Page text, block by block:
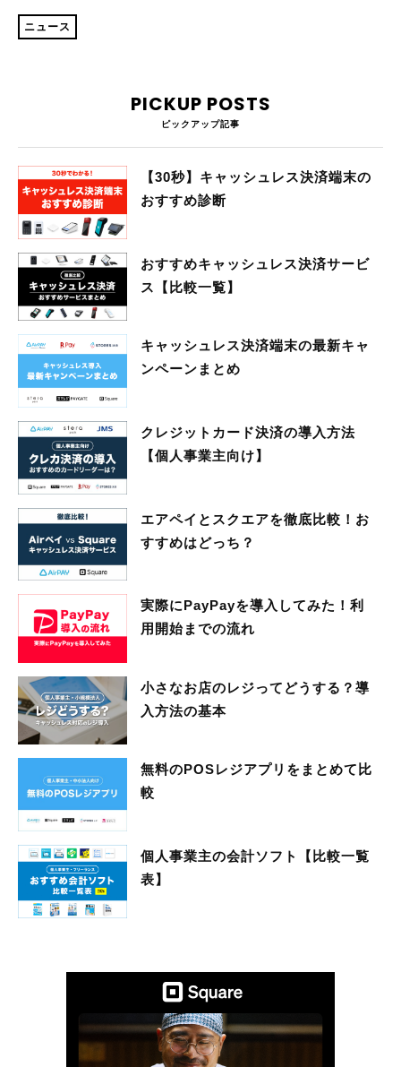
ニュース
PICKUP POSTS
ピックアップ記事
【30秒】キャッシュレス決済端末の
おすすめ診断
おすすめキャッシュレス決済サービ
ス【比較一覧】
キャッシュレス決済端末の最新キャ
ンペーンまとめ
クレジットカード決済の導入方法
【個人事業主向け】
エアペイとスクエアを徹底比較！お
すすめはどっち？
実際にPayPayを導入してみた！利
用開始までの流れ
小さなお店のレジってどうする？導
入方法の基本
無料のPOSレジアプリをまとめて比
較
個人事業主の会計ソフト【比較一覧
表】